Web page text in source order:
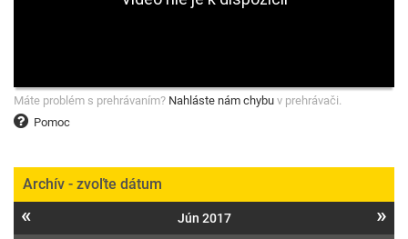
Pomoc
Máte problém s prehrávaním? Nahláste nám chybu v prehrávači.
Archív - zvoľte dátum
« Jún 2017 »